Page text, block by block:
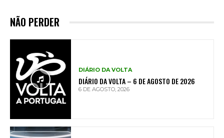
NÃO PERDER
DIÁRIO DA VOLTA
DIÁRIO DA VOLTA – 6 DE AGOSTO DE 2026
6 DE AGOSTO, 2026